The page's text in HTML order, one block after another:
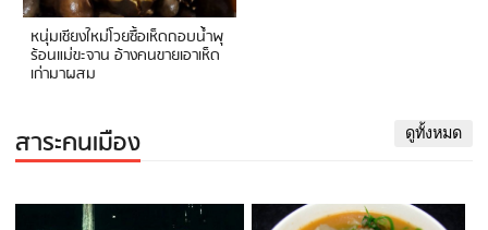
หนุ่มเชียงใหม่โวยซื้อเห็ดถอบน้ำพุ
ร้อนแม่ขะจาน อ้างคนขายเอาเห็ด
เก่ามาผสม
สาระคนเมือง ดูทั้งหมด